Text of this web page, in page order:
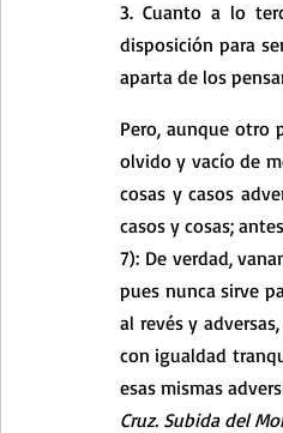
3. Cuanto a lo
disposición para
aparta de los
Pero, aunque otro
olvido y vacío de
cosas y casos
casos y cosas;
7): De verdad,
pues nunca sirve
al revés y
con igualdad
esas mismas
Cruz. Subida del